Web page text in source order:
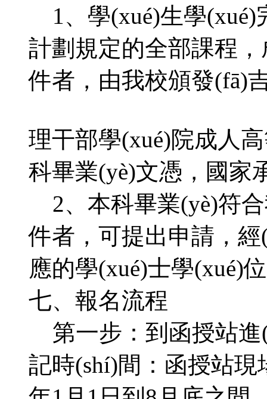
1、學(xué)生學
計劃規定的全部課程
件者，由我校頒發
理干部學(xué)院成人高
科畢業(yè)文憑，國家
2、本科畢業(yè)
件者，可提出申請
應的學(xué)士學(xué)位
七、報名流程
第一步：到函授站進
記時(shí)間：函授站現